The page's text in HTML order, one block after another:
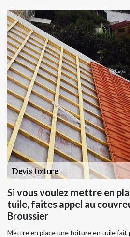
Si vous voulez mettre en
tuile, faites appel au
Broussier
Mettre en place une toiture en tuile fait